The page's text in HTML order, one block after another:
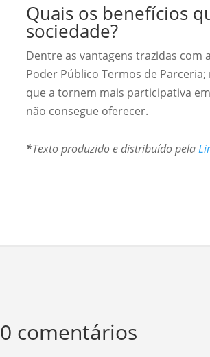
Quais os benefícios
sociedade?
Dentre as vantagens trazidas com
Poder Público Termos de
que a tornem mais participativa
não consegue oferecer.
*Texto produzido e distribuído pela
0 comentários